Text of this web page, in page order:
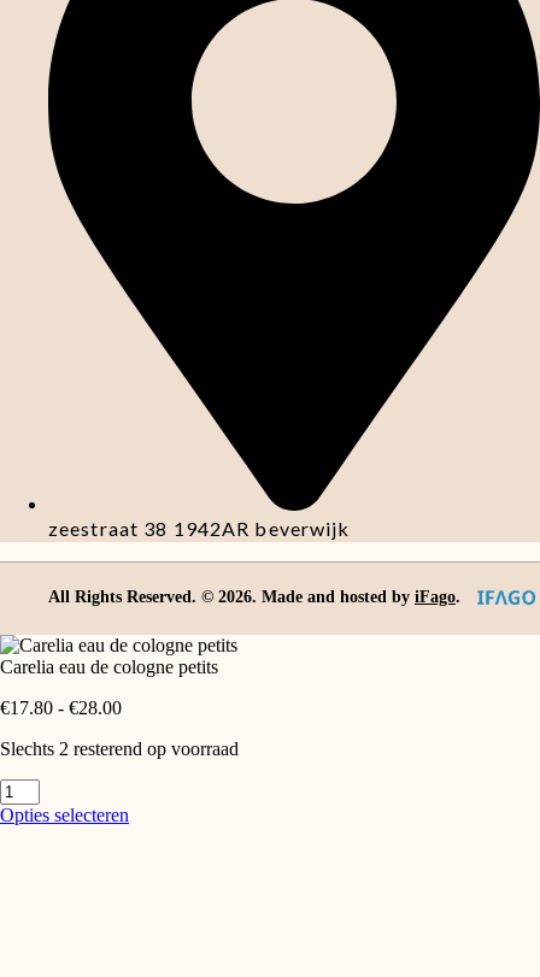
zeestraat 38 1942AR beverwijk
All Rights Reserved. © 2026. Made and hosted by iFago.
Carelia eau de cologne petits
€17.80 - €28.00Prijsklasse:
tot
Slechts 2 resterend op voorraad
Carelia
eau
de
Opties selecteren